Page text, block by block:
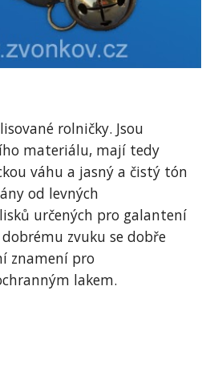
rolničky. Jsou
materiálu, mají tedy
váhu a jasný a čistý tón
od levných
určených pro galantení
zvuku se dobře
znamení pro
lakem.